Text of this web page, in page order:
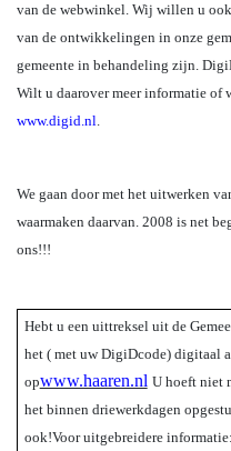
van de webwinkel. Wij willen u
van de ontwikkelingen in onze
gemeente in behandeling zijn.
Wilt u daarover meer informatie
www.digid.nl.
We gaan door met het uitwerken
waarmaken daarvan. 2008 is net
ons!!!
Hebt u een uittreksel uit de
het ( met uw DigiDcode) digitaal
opwww.haaren.nl U hoeft niet
het binnen driewerkdagen
ook!Voor uitgebreidere